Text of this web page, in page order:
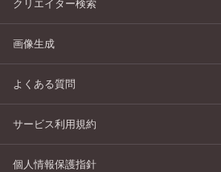
クリエイター検索
画像生成
よくある質問
サービス利用規約
個人情報保護指針